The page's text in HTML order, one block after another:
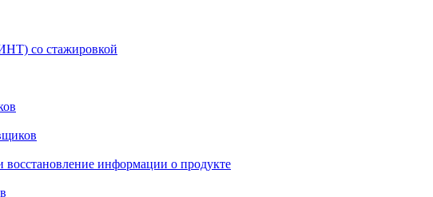
со стажировкой
восстановление информации о продукте